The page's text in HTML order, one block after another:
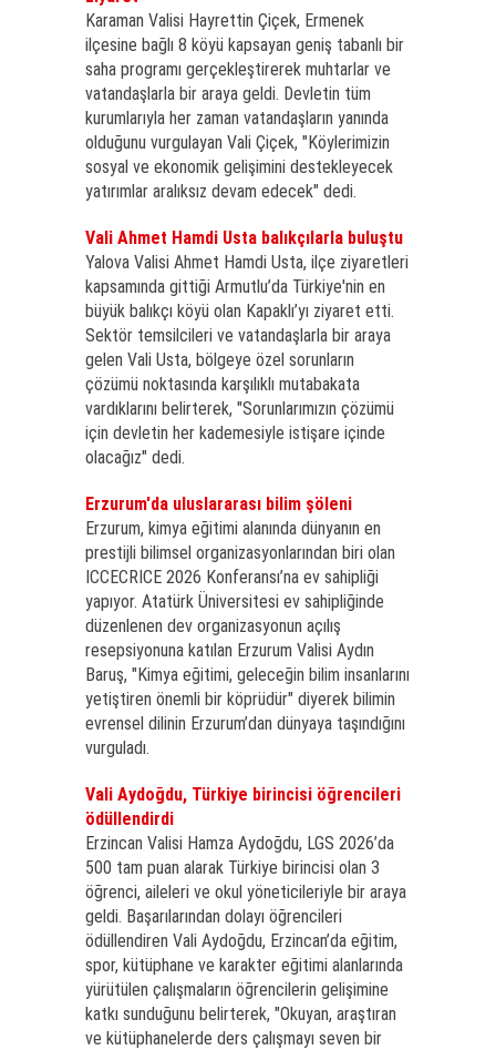
Karaman Valisi Hayrettin Çiçek, Ermenek
ilçesine bağlı 8 köyü kapsayan geniş tabanlı bir
saha programı gerçekleştirerek muhtarlar ve
vatandaşlarla bir araya geldi. Devletin tüm
kurumlarıyla her zaman vatandaşların yanında
olduğunu vurgulayan Vali Çiçek, "Köylerimizin
sosyal ve ekonomik gelişimini destekleyecek
yatırımlar aralıksız devam edecek" dedi.
Vali Ahmet Hamdi Usta balıkçılarla buluştu
Yalova Valisi Ahmet Hamdi Usta, ilçe ziyaretleri
kapsamında gittiği Armutlu’da Türkiye'nin en
büyük balıkçı köyü olan Kapaklı’yı ziyaret etti.
Sektör temsilcileri ve vatandaşlarla bir araya
gelen Vali Usta, bölgeye özel sorunların
çözümü noktasında karşılıklı mutabakata
vardıklarını belirterek, "Sorunlarımızın çözümü
için devletin her kademesiyle istişare içinde
olacağız" dedi.
Erzurum'da uluslararası bilim şöleni
Erzurum, kimya eğitimi alanında dünyanın en
prestijli bilimsel organizasyonlarından biri olan
ICCECRICE 2026 Konferansı’na ev sahipliği
yapıyor. Atatürk Üniversitesi ev sahipliğinde
düzenlenen dev organizasyonun açılış
resepsiyonuna katılan Erzurum Valisi Aydın
Baruş, "Kimya eğitimi, geleceğin bilim insanlarını
yetiştiren önemli bir köprüdür" diyerek bilimin
evrensel dilinin Erzurum’dan dünyaya taşındığını
vurguladı.
Vali Aydoğdu, Türkiye birincisi öğrencileri
ödüllendirdi
Erzincan Valisi Hamza Aydoğdu, LGS 2026’da
500 tam puan alarak Türkiye birincisi olan 3
öğrenci, aileleri ve okul yöneticileriyle bir araya
geldi. Başarılarından dolayı öğrencileri
ödüllendiren Vali Aydoğdu, Erzincan’da eğitim,
spor, kütüphane ve karakter eğitimi alanlarında
yürütülen çalışmaların öğrencilerin gelişimine
katkı sunduğunu belirterek, "Okuyan, araştıran
ve kütüphanelerde ders çalışmayı seven bir